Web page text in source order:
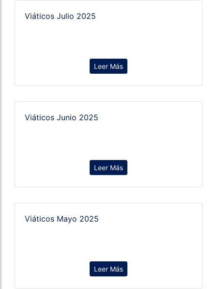
Viáticos Julio 2025
Leer Más
Viáticos Junio 2025
Leer Más
Viáticos Mayo 2025
Leer Más